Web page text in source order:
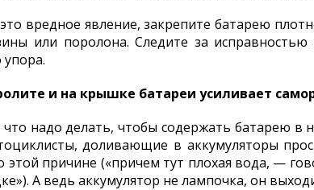
вредное явление, закрепите батарею
или поролона. Следите за
и на крышке батареи усиливает
надо делать, чтобы содержать батарею в
доливающие в аккумуляторы
этой причине («причем тут плохая вода, —
А ведь аккумулятор не лампочка, он